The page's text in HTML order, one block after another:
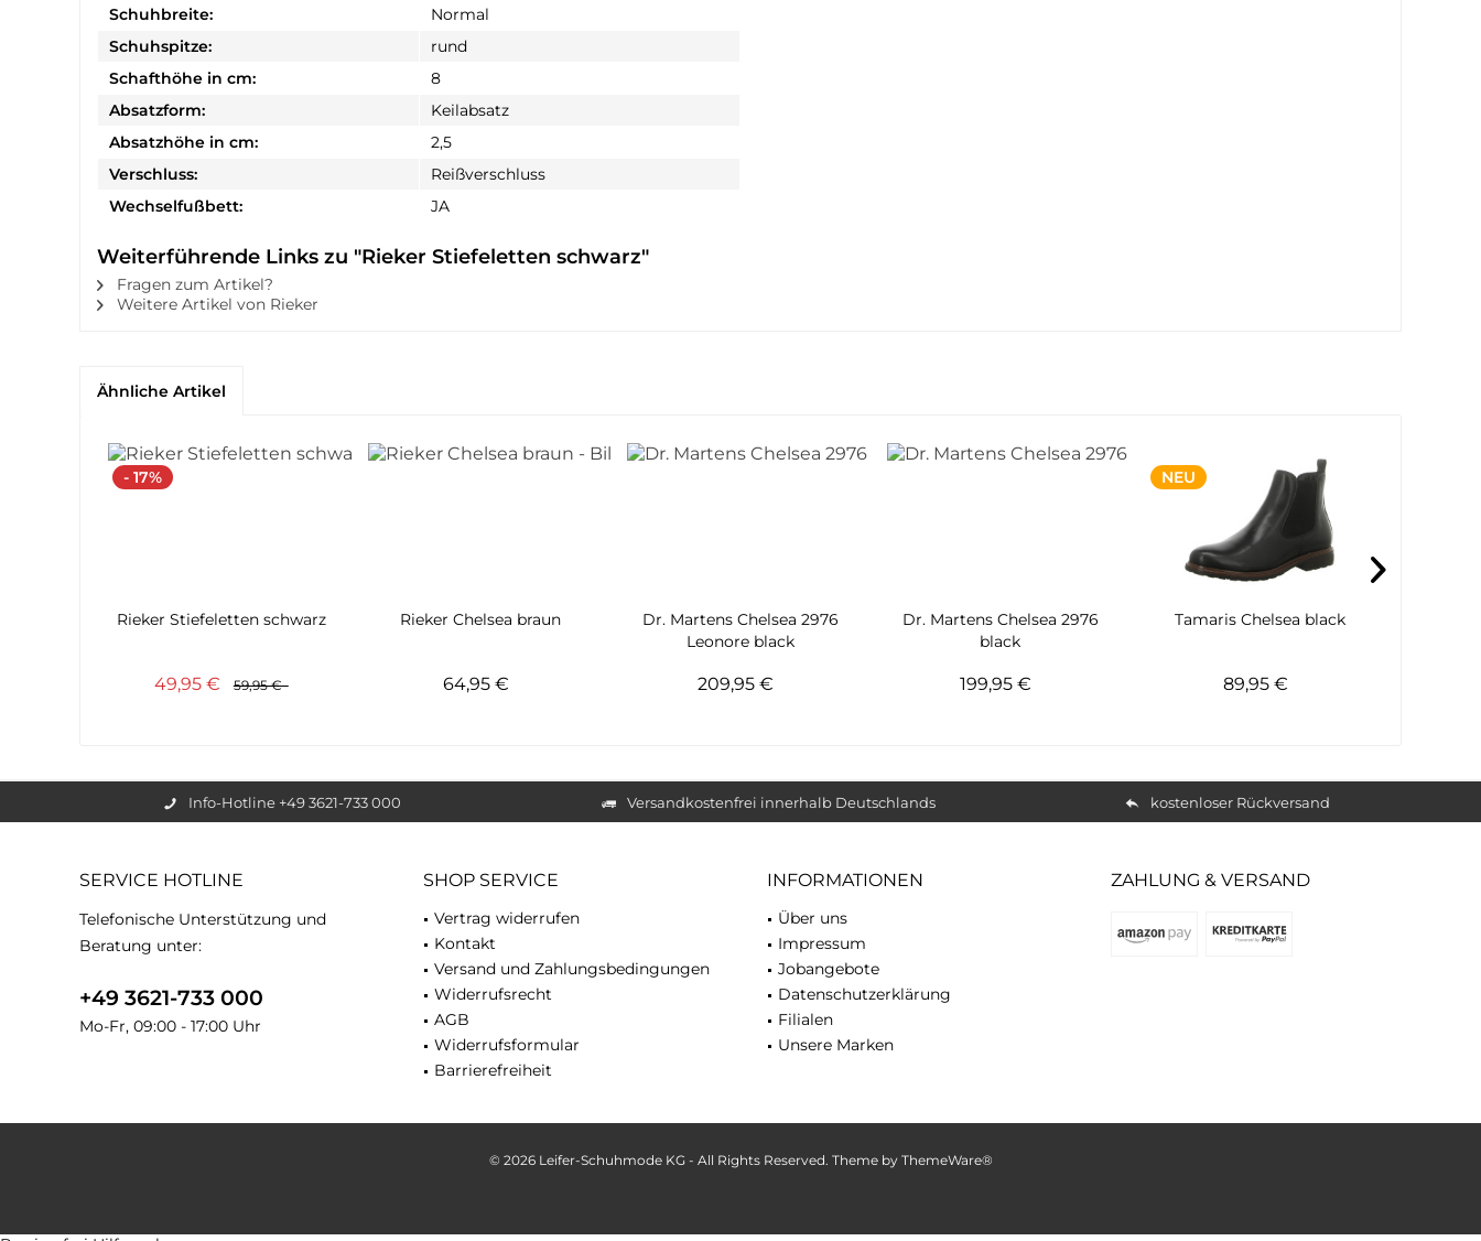
Schuhbreite:
Normal
Schuhspitze:
rund
Schafthöhe in cm:
8
Absatzform:
Keilabsatz
Absatzhöhe in cm:
2,5
Verschluss:
Reißverschluss
Wechselfußbett:
JA
Weiterführende Links zu "Rieker Stiefeletten schwarz"
Fragen zum Artikel?
Weitere Artikel von Rieker
Ähnliche Artikel
- 17%
Rieker Stiefeletten schwarz
49,95 € 59,95 €
Rieker Chelsea braun
64,95 €
Dr. Martens Chelsea 2976
Leonore black
209,95 €
Dr. Martens Chelsea 2976
black
199,95 €
NEU
Tamaris Chelsea black
89,95 €
Info-Hotline +49 3621-733 000 Versandkostenfrei innerhalb Deutschlands kostenloser Rückversand
SERVICE HOTLINE
Telefonische Unterstützung und
Beratung unter:
+49 3621-733 000
Mo-Fr, 09:00 - 17:00 Uhr
SHOP SERVICE
Vertrag widerrufen
Kontakt
Versand und Zahlungsbedingungen
Widerrufsrecht
AGB
Widerrufsformular
Barrierefreiheit
INFORMATIONEN
Über uns
Impressum
Jobangebote
Datenschutzerklärung
Filialen
Unsere Marken
ZAHLUNG & VERSAND
© 2026 Leifer-Schuhmode KG - All Rights Reserved. Theme by ThemeWare®